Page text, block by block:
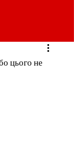
цього не